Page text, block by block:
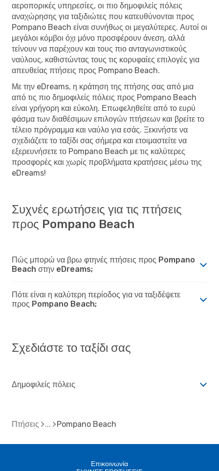
αεροπορικές υπηρεσίες, οι πιο δημοφιλείς πόλεις
αναχώρησης για ταξιδιώτες που κατευθύνονται προς
Pompano Beach είναι συνήθως οι μεγαλύτερες. Αυτοί οι
μεγάλοι κόμβοι όχι μόνο προσφέρουν άνεση, αλλά
τείνουν να παρέχουν και τους πιο ανταγωνιστικούς
ναύλους, καθιστώντας τους τις κορυφαίες επιλογές για
απευθείας πτήσεις προς Pompano Beach.
Με την eDreams, η κράτηση της πτήσης σας από μια
από τις πιο δημοφιλείς πόλεις προς Pompano Beach
είναι γρήγορη και εύκολη. Επωφεληθείτε από το ευρύ
φάσμα των διαθέσιμων επιλογών πτήσεων και βρείτε το
τέλειο πρόγραμμα και ναύλο για εσάς. Ξεκινήστε να
σχεδιάζετε το ταξίδι σας σήμερα και ετοιμαστείτε να
εξερευνήσετε το Pompano Beach με τις καλύτερες
προσφορές και χωρίς προβλήματα κρατήσεις μέσω της
eDreams!
Συχνές ερωτήσεις για τις πτήσεις
προς Pompano Beach
Πώς μπορώ να βρω φτηνές πτήσεις προς Pompano
Beach στην eDreams;
Πότε είναι η καλύτερη περίοδος για να ταξιδέψετε
προς Pompano Beach;
Σχεδιάστε το ταξίδι σας
Δημοφιλείς πόλεις
Πτήσεις Pompano Beach
Επικοινωνία